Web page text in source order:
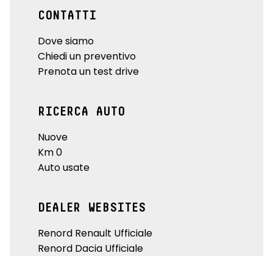
CONTATTI
Dove siamo
Chiedi un preventivo
Prenota un test drive
RICERCA AUTO
Nuove
Km 0
Auto usate
DEALER WEBSITES
Renord Renault Ufficiale
Renord Dacia Ufficiale